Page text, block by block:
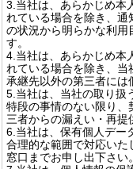
3.当社は、あらかじめ本
れている場合を除き、
の状況から明らかな利用
す。
4.当社は、あらかじめ本
れている場合を除き、
承継先以外の第三者には
5.当社は、当社の取り扱
特段の事情のない限り
三者からの漏えい・再提
6.当社は、保有個人デー
合理的な範囲で対応い
窓口までお申し出下さい。